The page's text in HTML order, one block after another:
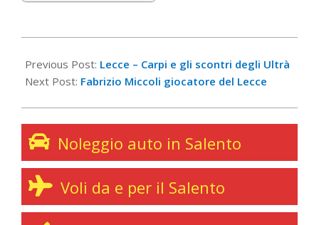
07-
20
Previous Post: Lecce – Carpi e gli scontri degli Ultrà
Next Post: Fabrizio Miccoli giocatore del Lecce
Noleggio auto in Salento
Voli da e per il Salento